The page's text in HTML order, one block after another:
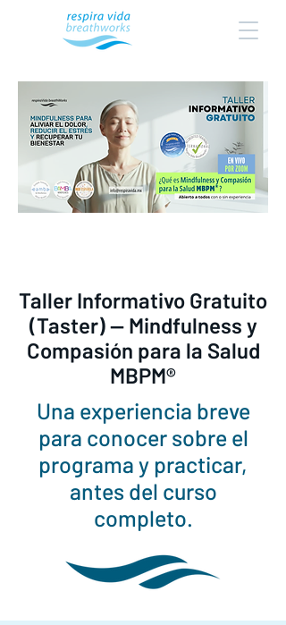
Taller Informativo Gratuito
(Taster) — Mindfulness y
Compasión para la Salud
MBPM®
Una experiencia breve
para conocer sobre el
programa y practicar,
antes del curso
completo.